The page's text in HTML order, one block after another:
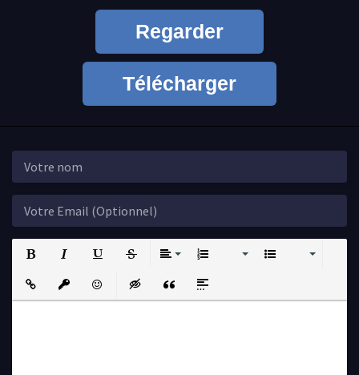
Regarder
Télécharger
Strikethrough
Insert LinkInsert protected link
EmoticonsInsert hidden text
Insert QuoteInsert spoiler